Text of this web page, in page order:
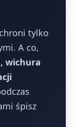
tylko
A co,
wichura
śpisz